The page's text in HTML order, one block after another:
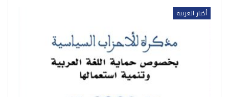
أخبار العربية